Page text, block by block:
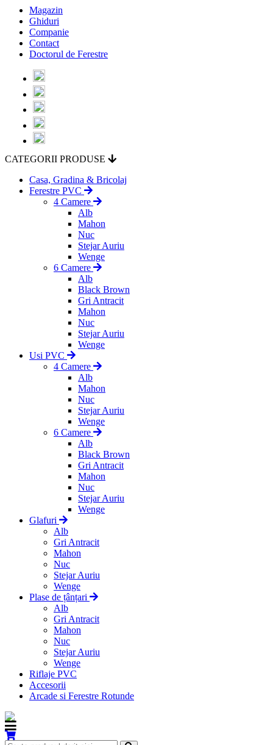
Magazin
Ghiduri
Companie
Contact
Doctorul de Ferestre
CATEGORII PRODUSE
Casa, Gradina & Bricolaj
Ferestre PVC
4 Camere
Alb
Mahon
Nuc
Stejar Auriu
Wenge
6 Camere
Alb
Black Brown
Gri Antracit
Mahon
Nuc
Stejar Auriu
Wenge
Usi PVC
4 Camere
Alb
Mahon
Nuc
Stejar Auriu
Wenge
6 Camere
Alb
Black Brown
Gri Antracit
Mahon
Nuc
Stejar Auriu
Wenge
Glafuri
Alb
Gri Antracit
Mahon
Nuc
Stejar Auriu
Wenge
Plase de țânțari
Alb
Gri Antracit
Mahon
Nuc
Stejar Auriu
Wenge
Riflaje PVC
Accesorii
Arcade si Ferestre Rotunde